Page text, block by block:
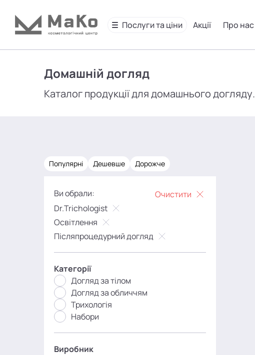
Послуги та ціни Акції Про нас
Домашній догляд
Каталог продукції для домашнього догляду.
Популярні Дешевше Дорожче
Ви обрали:
Очистити
Dr.Trichologist
Освітлення
Післяпроцедурний догляд
Категорії
Догляд за тілом
Догляд за обличчям
Трихологія
Набори
Виробник